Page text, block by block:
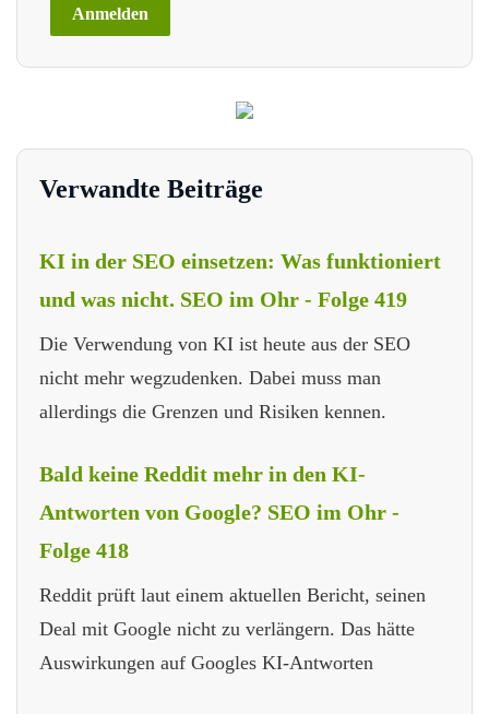
Verwandte Beiträge
KI in der SEO einsetzen: Was funktioniert
und was nicht. SEO im Ohr - Folge 419
Die Verwendung von KI ist heute aus der SEO
nicht mehr wegzudenken. Dabei muss man
allerdings die Grenzen und Risiken kennen.
Bald keine Reddit mehr in den KI-
Antworten von Google? SEO im Ohr -
Folge 418
Reddit prüft laut einem aktuellen Bericht, seinen
Deal mit Google nicht zu verlängern. Das hätte
Auswirkungen auf Googles KI-Antworten